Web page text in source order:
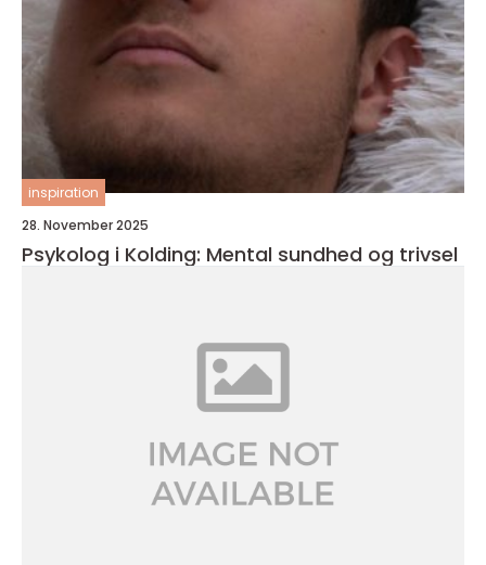
inspiration
28. November 2025
Psykolog i Kolding: Mental sundhed og trivsel